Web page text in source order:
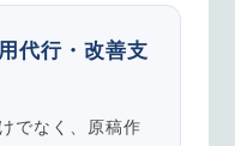
代行・改善支
でなく、原稿作